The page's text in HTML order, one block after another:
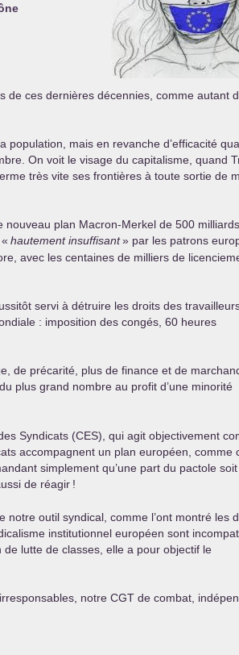
de ces dernières décennies, comme autant
population, mais en revanche d’efficacité
On voit le visage du capitalisme, quand
très vite ses frontières à toute sortie de
plan Macron-Merkel de 500
hautement insuffisant» par les patrons
avec les centaines de milliers de
servi à détruire les droits des
: imposition des congés, 60 heures
de précarité, plus de finance et de
plus grand nombre au profit d’une minorité
Syndicats (CES), qui agit objectivement
accompagnent un plan européen, comme
simplement qu’une part du pactole soit
de réagir !
notre outil syndical, comme l’ont montré les
institutionnel européen sont
de lutte de classes, elle a pour objectif le
notre CGT de combat,